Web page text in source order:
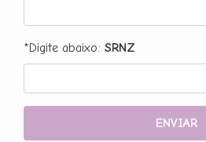
*Digite abaixo: SRNZ
ENVIAR